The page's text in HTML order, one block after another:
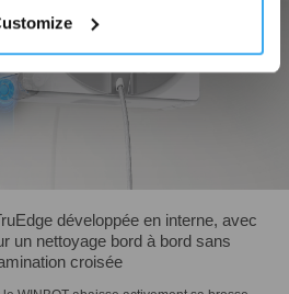
développée en interne, avec
un nettoyage bord à bord sans
croisée